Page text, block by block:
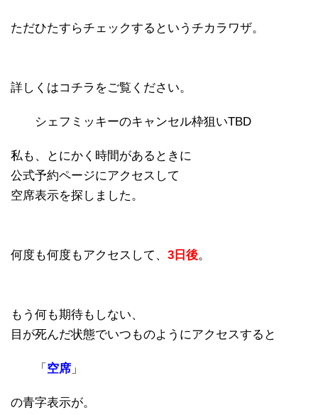
ただひたすらチェックするというチカラワザ。
詳しくはコチラをご覧ください。
シェフミッキーのキャンセル枠狙いTBD
私も、とにかく時間があるときに
公式予約ページにアクセスして
空席表示を探しました。
何度も何度もアクセスして、 3日後。
もう何も期待もしない、
目が死んだ状態でいつものようにアクセスすると
「 空席 」
の青字表示が。